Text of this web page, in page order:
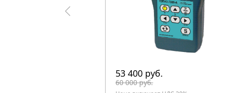
53 400 руб.
60 000 руб.